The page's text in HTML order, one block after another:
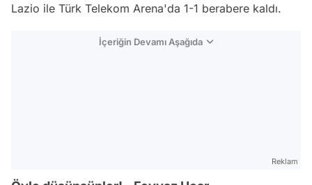
Lazio ile Türk Telekom Arena'da 1-1 berabere kaldı.
İçeriğin Devamı Aşağıda
Reklam